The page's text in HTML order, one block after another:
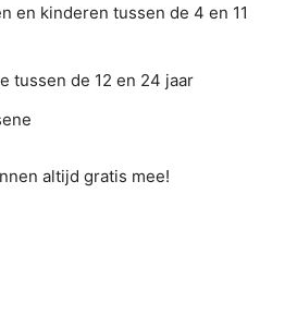
en kinderen tussen de 4 en 11
tussen de 12 en 24 jaar
altijd gratis mee!